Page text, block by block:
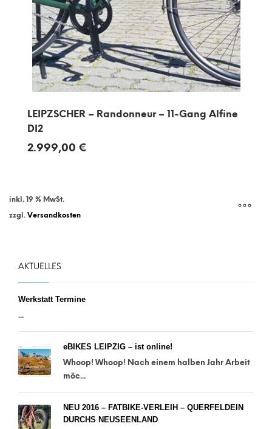
LEIPZSCHER – Randonneur – 11-Gang Alfine
DI2
2.999,00 €
inkl. 19 % MwSt.
zzgl. Versandkosten
AKTUELLES
Werkstatt Termine
...
eBIKES LEIPZIG – ist online!
Whoop! Whoop! Nach einem halben Jahr Arbeit
möc...
NEU 2016 – FATBIKE-VERLEIH – QUERFELDEIN
DURCHS NEUSEENLAND